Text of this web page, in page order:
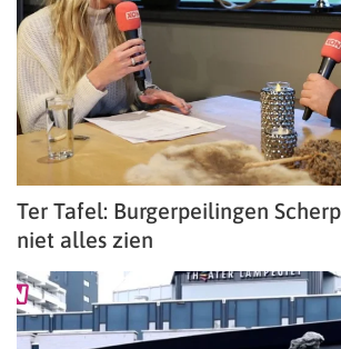
Ter Tafel: Burgerpeilingen
niet alles zien